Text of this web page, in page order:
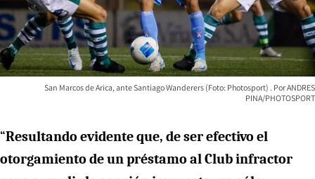
San Marcos de Arica, ante Santiago Wanderers (Foto: Photosport)
ANDRES
PINA/PHOTOSPORT
“Resultando evidente que, de ser efectivo el
otorgamiento de un préstamo al Club infractor